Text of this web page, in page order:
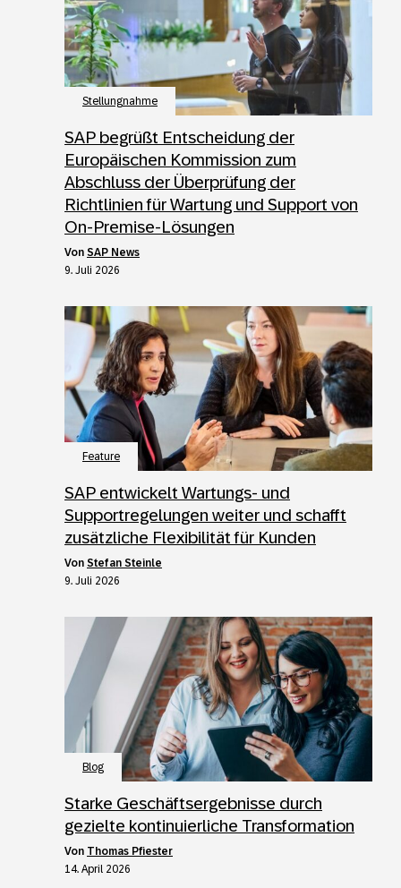
Stellungnahme
SAP begrüßt Entscheidung der
Europäischen Kommission zum
Abschluss der Überprüfung der
Richtlinien für Wartung und Support von
On-Premise-Lösungen
von SAP News
9. Juli 2026
Feature
SAP entwickelt Wartungs- und
Supportregelungen weiter und schafft
zusätzliche Flexibilität für Kunden
von Stefan Steinle
9. Juli 2026
Blog
Starke Geschäftsergebnisse durch
gezielte kontinuierliche Transformation
von Thomas Pfiester
14. April 2026